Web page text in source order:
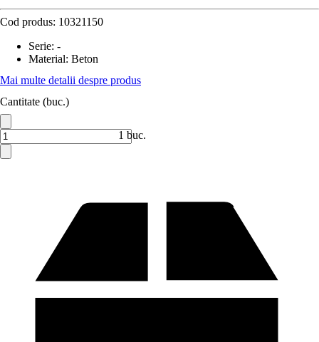
Cod produs: 10321150
Serie: -
Material: Beton
Mai multe detalii despre produs
Cantitate (buc.)
1 buc.